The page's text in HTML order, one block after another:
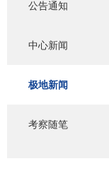
公告通知
中心新闻
极地新闻
考察随笔